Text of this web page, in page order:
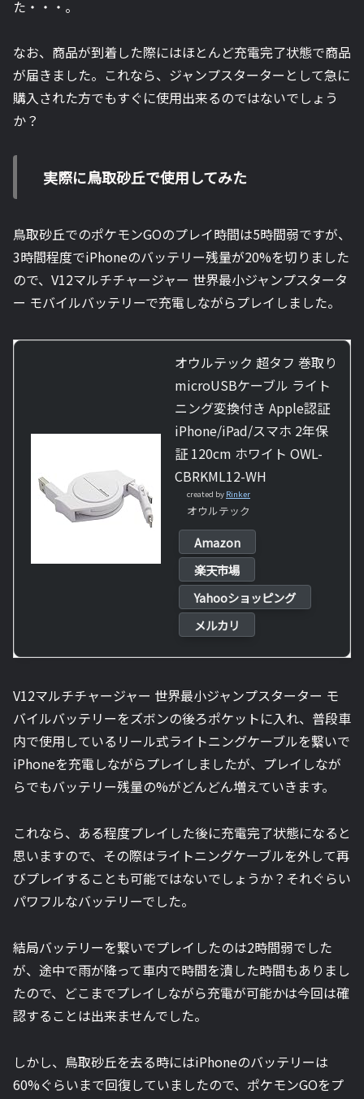
た・・・。
なお、商品が到着した際にはほとんど充電完了状態で商品
が届きました。これなら、ジャンプスターターとして急に
購入された方でもすぐに使用出来るのではないでしょう
か？
実際に鳥取砂丘で使用してみた
鳥取砂丘でのポケモンGOのプレイ時間は5時間弱ですが、
3時間程度でiPhoneのバッテリー残量が20%を切りました
ので、V12マルチチャージャー 世界最小ジャンプスタータ
ー モバイルバッテリーで充電しながらプレイしました。
オウルテック 超タフ 巻取り
microUSBケーブル ライト
ニング変換付き Apple認証
iPhone/iPad/スマホ 2年保
証 120cm ホワイト OWL-
CBRKML12-WH
created by Rinker
オウルテック
Amazon
楽天市場
Yahooショッピング
メルカリ
V12マルチチャージャー 世界最小ジャンプスターター モ
バイルバッテリーをズボンの後ろポケットに入れ、普段車
内で使用しているリール式ライトニングケーブルを繋いで
iPhoneを充電しながらプレイしましたが、プレイしなが
らでもバッテリー残量の%がどんどん増えていきます。
これなら、ある程度プレイした後に充電完了状態になると
思いますので、その際はライトニングケーブルを外して再
びプレイすることも可能ではないでしょうか？それぐらい
パワフルなバッテリーでした。
結局バッテリーを繋いでプレイしたのは2時間弱でした
が、途中で雨が降って車内で時間を潰した時間もありまし
たので、どこまでプレイしながら充電が可能かは今回は確
認することは出来ませんでした。
しかし、鳥取砂丘を去る時にはiPhoneのバッテリーは
60%ぐらいまで回復していましたので、ポケモンGOをプ